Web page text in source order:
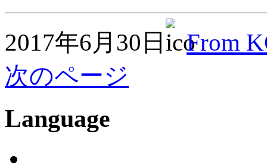
2017年6月30日
From
次のページ
Language